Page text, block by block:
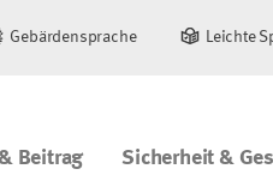
Gebärdensprache Leichte
Beitrag Sicherheit &